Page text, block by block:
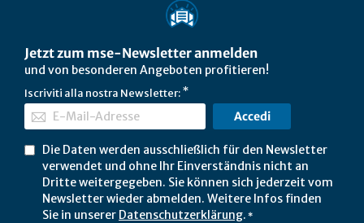
Jetzt zum mse-Newsletter anmelden
und von besonderen Angeboten profitieren!
Iscriviti alla nostra Newsletter:
Accedi
Die Daten werden ausschließlich für den Newsletter
verwendet und ohne Ihr Einverständnis nicht an
Dritte weitergegeben. Sie können sich jederzeit vom
Newsletter wieder abmelden. Weitere Infos finden
Sie in unserer Datenschutzerklärung. *